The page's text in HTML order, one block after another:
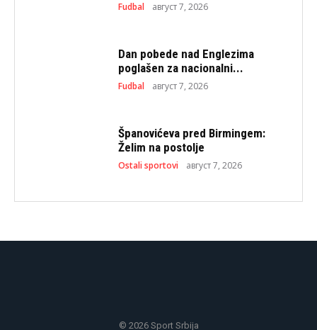
Fudbal август 7, 2026
Dan pobede nad Englezima
poglašen za nacionalni...
Fudbal август 7, 2026
Španovićeva pred Birmingem:
Želim na postolje
Ostali sportovi август 7, 2026
© 2026 Sport Srbija